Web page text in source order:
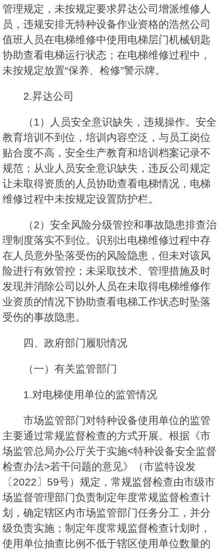
管理规定，未按规定要求昇达公司增派维修人
员，违规安排无特种设备作业资格的浩然公司
值班人员在电梯维修中使用电梯层门机械钥匙
协助查看电梯运行状态；在电梯维修过程中，
未按规定放置“保养、检修”警示牌。
2.昇达公司
（1）人员安全意识缺失，违规操作。安全
教育培训不到位，培训内容空泛，与员工岗位
贴合度不高，安全生产教育和培训档案记录不
规范；从业人员安全意识缺失，违反公司规定
让未取得资质的人员协助查看电梯情况，电梯
维修过程中未按规定设置防护栏。
（2）安全风险分级管控和事故隐患排查治
理制度落实不到位。识别出电梯维修过程中存
在人员意外坠落受伤的风险隐患，但未对该风
险进行有效管控；未采取技术、管理措施及时
发现并消除公司以外人员在未取得电梯维修作
业资质的情况下协助查看电梯工作状态时坠落
受伤的事故隐患。
四、政府部门履职情况
（一）有关监管部门
1.对电梯使用单位的监管情况
市场监管部门对特种设备使用单位的监管
主要通过常规监督检查的方式开展。根据《市
场监管总局办公厅关于实施<特种设备安全监督
检查办法>若干问题的意见》（市监特设发
〔2022〕59号）规定，常规监督检查由市级市
场监督管理部门负责制定年度常规监督检查计
划，确定辖区内市场监管部门任务分工，并分
级负责实施；制定年度常规监督检查计划时，
使用单位抽查比例不低于辖区使用单位数量的